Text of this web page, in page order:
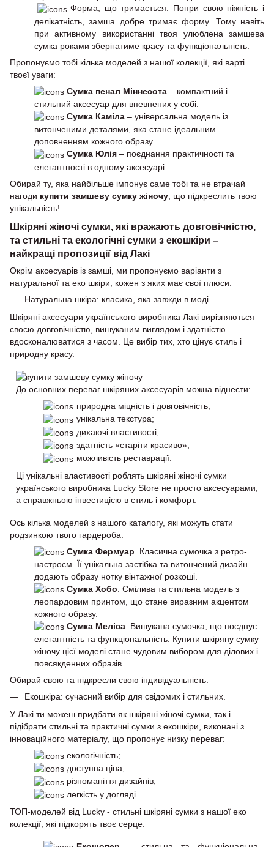
Форма, що тримається. Попри свою ніжність і
делікатність, замша добре тримає форму. Тому навіть
при активному використанні твоя улюблена замшева
сумка роками зберігатиме красу та функціональність.
Пропонуємо тобі кілька моделей з нашої колекції, які варті
твоєї уваги:
Сумка пенал Міннесота – компактний і
стильний аксесуар для впевнених у собі.
Сумка Каміла – універсальна модель із
витонченими деталями, яка стане ідеальним
доповненням кожного образу.
Сумка Юлія – поєднання практичності та
елегантності в одному аксесуарі.
Обирай ту, яка найбільше імпонує саме тобі та не втрачай
нагоди купити замшеву сумку жіночу , що підкреслить твою
унікальність!
Шкіряні жіночі сумки, які вражають довговічністю,
та стильні та екологічні сумки з екошкіри –
найкращі пропозиції від Лакі
Окрім аксесуарів із замші, ми пропонуємо варіанти з
натуральної та еко шкіри, кожен з яких має свої плюси:
Натуральна шкіра: класика, яка завжди в моді.
Шкіряні аксесуари українського виробника Лакі вирізняються
своєю довговічністю, вишуканим виглядом і здатністю
вдосконалюватися з часом. Це вибір тих, хто цінує стиль і
природну красу.
До основних переваг шкіряних аксесуарів можна віднести:
природна міцність і довговічність;
унікальна текстура;
дихаючі властивості;
здатність «старіти красиво»;
можливість реставрації.
Ці унікальні властивості роблять шкіряні жіночі сумки
українського виробника Lucky Store не просто аксесуарами,
а справжньою інвестицією в стиль і комфорт.
Ось кілька моделей з нашого каталогу, які можуть стати
родзинкою твого гардероба:
Сумка Фермуар . Класична сумочка з ретро-
настроєм. Її унікальна застібка та витончений дизайн
додають образу нотку вінтажної розкоші.
Сумка Хобо . Смілива та стильна модель з
леопардовим принтом, що стане виразним акцентом
кожного образу.
Сумка Меліса . Вишукана сумочка, що поєднує
елегантність та функціональність. Купити шкіряну сумку
жіночу цієї моделі стане чудовим вибором для ділових і
повсякденних образів.
Обирай свою та підкресли свою індивідуальність.
Екошкіра: сучасний вибір для свідомих і стильних.
У Лакі ти можеш придбати як шкіряні жіночі сумки, так і
підібрати стильні та практичні сумки з екошкіри, виконані з
інноваційного матеріалу, що пропонує низку переваг:
екологічність;
доступна ціна;
різноманіття дизайнів;
легкість у догляді.
ТОП-моделей від Lucky - стильні шкіряні сумки з нашої еко
колекції, які підкорять твоє серце: